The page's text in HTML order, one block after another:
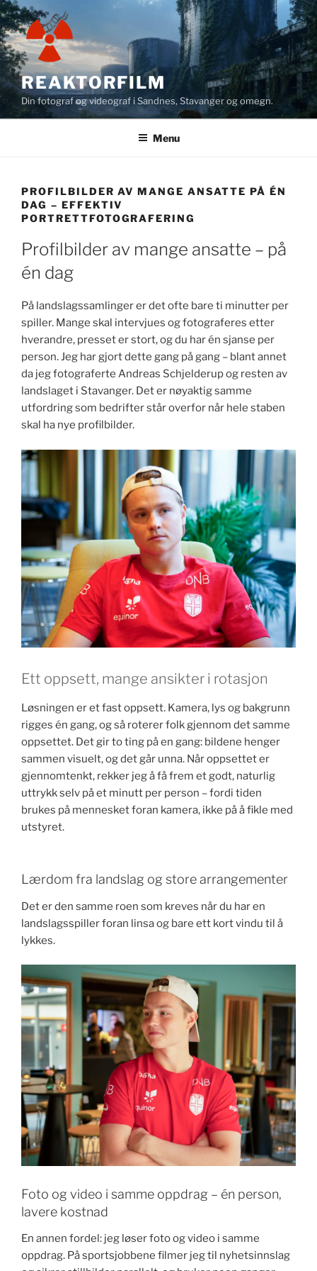
Skip
to
content
REAKTORFILM
Din fotograf og videograf i Sandnes, Stavanger og omegn.
Menu
PROFILBILDER AV MANGE ANSATTE PÅ ÉN
DAG – EFFEKTIV
PORTRETTFOTOGRAFERING
Profilbilder av mange ansatte – på
én dag
På landslagssamlinger er det ofte bare ti minutter per
spiller. Mange skal intervjues og fotograferes etter
hverandre, presset er stort, og du har én sjanse per
person. Jeg har gjort dette gang på gang – blant annet
da jeg fotograferte Andreas Schjelderup og resten av
landslaget i Stavanger. Det er nøyaktig samme
utfordring som bedrifter står overfor når hele staben
skal ha nye profilbilder.
Ett oppsett, mange ansikter i rotasjon
Løsningen er et fast oppsett. Kamera, lys og bakgrunn
rigges én gang, og så roterer folk gjennom det samme
oppsettet. Det gir to ting på en gang: bildene henger
sammen visuelt, og det går unna. Når oppsettet er
gjennomtenkt, rekker jeg å få frem et godt, naturlig
uttrykk selv på et minutt per person – fordi tiden
brukes på mennesket foran kamera, ikke på å fikle med
utstyret.
Lærdom fra landslag og store arrangementer
Det er den samme roen som kreves når du har en
landslagsspiller foran linsa og bare ett kort vindu til å
lykkes.
Foto og video i samme oppdrag – én person,
lavere kostnad
En annen fordel: jeg løser foto og video i samme
oppdrag. På sportsjobbene filmer jeg til nyhetsinnslag